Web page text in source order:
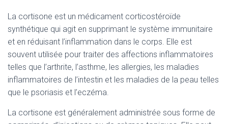
La cortisone est un médicament corticostéroïde
synthétique qui agit en supprimant le système immunitaire
et en réduisant l’inflammation dans le corps. Elle est
souvent utilisée pour traiter des affections inflammatoires
telles que l’arthrite, l’asthme, les allergies, les maladies
inflammatoires de l’intestin et les maladies de la peau telles
que le psoriasis et l’eczéma.
La cortisone est généralement administrée sous forme de